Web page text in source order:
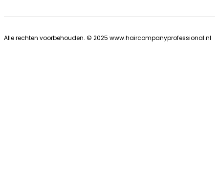
Alle rechten voorbehouden. © 2025 www.haircompanyprofessional.nl